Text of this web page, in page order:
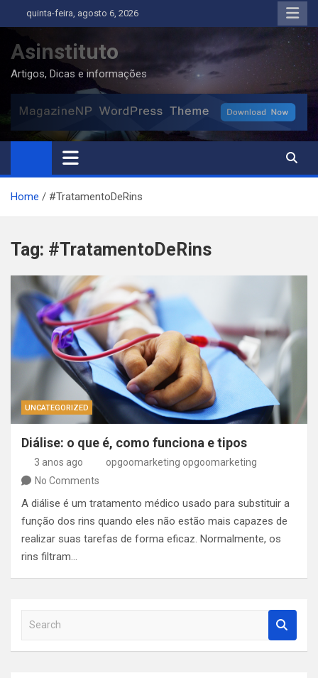
to
content
quinta-feira, agosto 6, 2026
Asinstituto
Artigos, Dicas e informações
Home #TratamentoDeRins
Tag: #TratamentoDeRins
UNCATEGORIZED
Diálise: o que é, como funciona e tipos
3 anos ago
opgoomarketing opgoomarketing
No Comments
A diálise é um tratamento médico usado para substituir a
função dos rins quando eles não estão mais capazes de
realizar suas tarefas de forma eficaz. Normalmente, os
rins filtram…
a